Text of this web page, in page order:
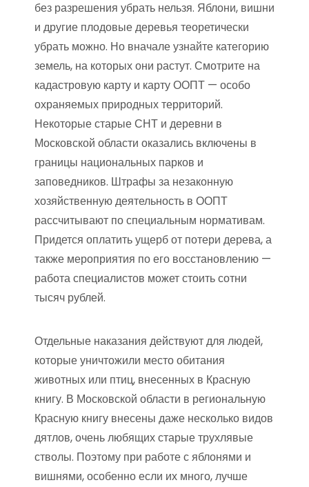
без разрешения убрать нельзя. Яблони, вишни
и другие плодовые деревья теоретически
убрать можно. Но вначале узнайте категорию
земель, на которых они растут. Смотрите на
кадастровую карту и карту ООПТ — особо
охраняемых природных территорий.
Некоторые старые СНТ и деревни в
Московской области оказались включены в
границы национальных парков и
заповедников. Штрафы за незаконную
хозяйственную деятельность в ООПТ
рассчитывают по специальным нормативам.
Придется оплатить ущерб от потери дерева, а
также мероприятия по его восстановлению —
работа специалистов может стоить сотни
тысяч рублей.
Отдельные наказания действуют для людей,
которые уничтожили место обитания
животных или птиц, внесенных в Красную
книгу. В Московской области в региональную
Красную книгу внесены даже несколько видов
дятлов, очень любящих старые трухлявые
стволы. Поэтому при работе с яблонями и
вишнями, особенно если их много, лучше